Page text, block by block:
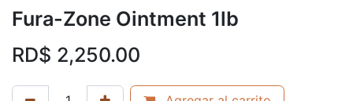
Fura-Zone Ointment 1lb
RD$ 2,250.00